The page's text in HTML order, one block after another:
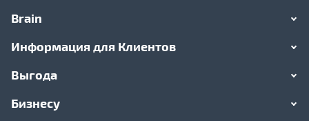
Brain
Информация для Клиентов
Выгода
Бизнесу